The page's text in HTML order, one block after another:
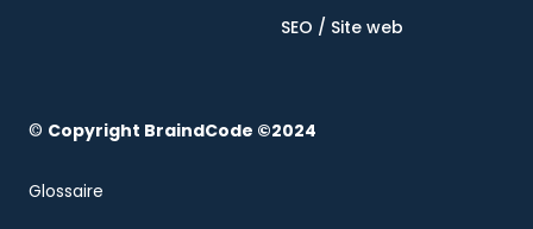
SEO / Site web
© Copyright BraindCode ©2024
Glossaire